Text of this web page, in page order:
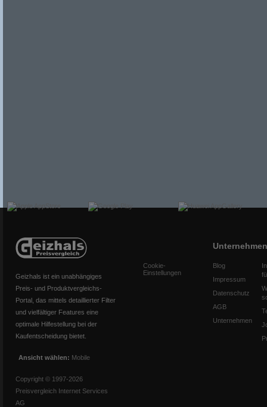
Geizhals ist ein unabhängiges
Preis- und Produktvergleichs-
Portal, das mittels detaillierter Filter
und vielfältiger Features eine
optimale Hilfestellung bei der
Kaufentscheidung bietet.
Ansicht wählen: Mobile
Copyright © 1997-2026
Preisvergleich Internet Services
AG
Cookie-
Einstellungen
Unternehmen
Blog
Impressum
Datenschutz
AGB
Unternehmen